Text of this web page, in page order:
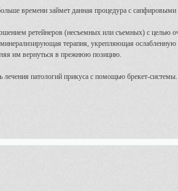
времени займет данная процедура с сапфировыми
ретейнеров (несъемных или съемных) с целью
терапия, укрепляющая
им вернуться в прежнюю позицию.
патологий прикуса с помощью брекет-системы.